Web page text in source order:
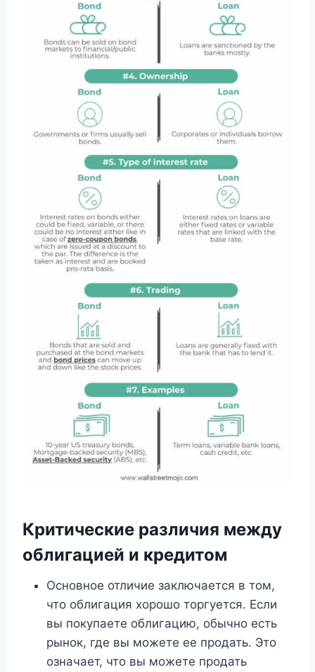
Критические различия между
облигацией и кредитом
Основное отличие заключается в том,
что облигация хорошо торгуется. Если
вы покупаете облигацию, обычно есть
рынок, где вы можете ее продать. Это
означает, что вы можете продать